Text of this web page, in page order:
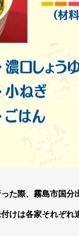
た際、 霧島市国分
付けは各家それぞれ